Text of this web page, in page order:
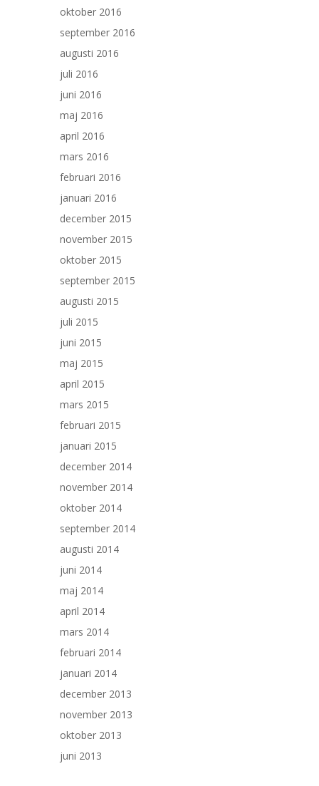
oktober 2016
september 2016
augusti 2016
juli 2016
juni 2016
maj 2016
april 2016
mars 2016
februari 2016
januari 2016
december 2015
november 2015
oktober 2015
september 2015
augusti 2015
juli 2015
juni 2015
maj 2015
april 2015
mars 2015
februari 2015
januari 2015
december 2014
november 2014
oktober 2014
september 2014
augusti 2014
juni 2014
maj 2014
april 2014
mars 2014
februari 2014
januari 2014
december 2013
november 2013
oktober 2013
juni 2013